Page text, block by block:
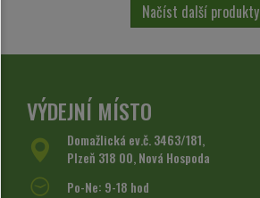
Načíst další produkty
VÝDEJNÍ MÍSTO
Domažlická ev.č. 3463/181,
Plzeň 318 00, Nová Hospoda
Po-Ne: 9-18 hod